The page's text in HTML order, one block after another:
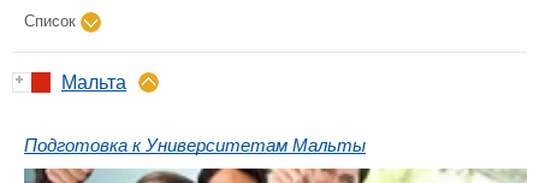
Список
Мальта
Подготовка к Университетам Мальты